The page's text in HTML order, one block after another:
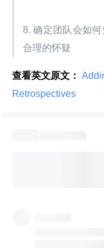
8. 确定团队会如
合理的怀疑
查看英文原文：
Retrospectives